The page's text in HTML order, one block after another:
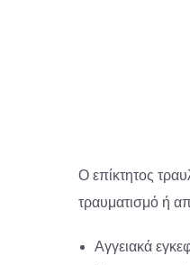
Ο επίκτητος
τραυματισμό ή
Αγγειακά